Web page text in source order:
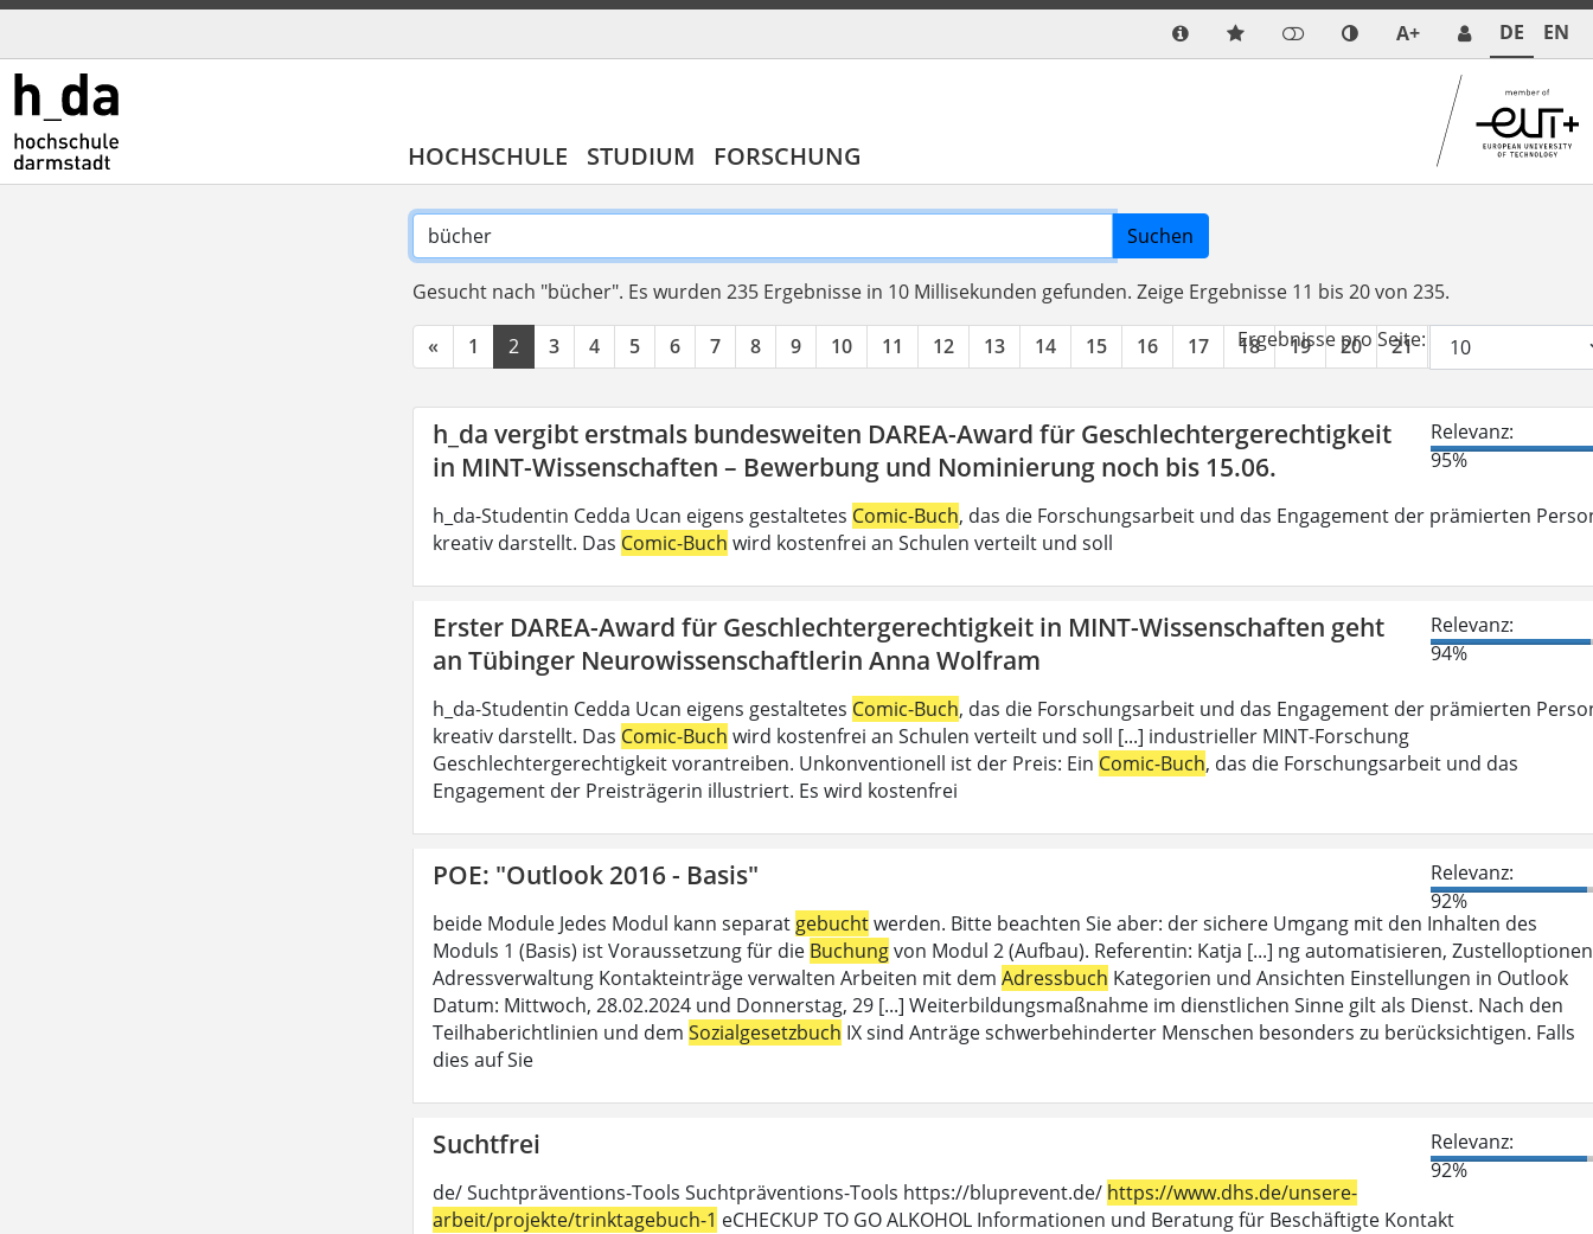
A+ DE EN
HOCHSCHULE STUDIUM FORSCHUNG
Suchen
Gesucht nach "bücher". Es wurden 235 Ergebnisse in 10 Millisekunden gefunden. Zeige Ergebnisse 11 bis 20 von 235.
« 1 2 3 4 5 6 7 8 9 10 11 12 13 14 15 16 17 18 19 20 21 22
Ergebnisse pro Seite:
h_da vergibt erstmals bundesweiten DAREA-Award für Geschlechtergerechtigkeit
in MINT-Wissenschaften – Bewerbung und Nominierung noch bis 15.06.
Relevanz:
95%
h_da-Studentin Cedda Ucan eigens gestaltetes Comic-Buch, das die Forschungsarbeit und das Engagement der prämierten
kreativ darstellt. Das Comic-Buch wird kostenfrei an Schulen verteilt und soll
Erster DAREA-Award für Geschlechtergerechtigkeit in MINT-Wissenschaften geht
an Tübinger Neurowissenschaftlerin Anna Wolfram
Relevanz:
94%
h_da-Studentin Cedda Ucan eigens gestaltetes Comic-Buch, das die Forschungsarbeit und das Engagement der prämierten
kreativ darstellt. Das Comic-Buch wird kostenfrei an Schulen verteilt und soll [...] industrieller MINT-Forschung
Geschlechtergerechtigkeit vorantreiben. Unkonventionell ist der Preis: Ein Comic-Buch, das die Forschungsarbeit und das
Engagement der Preisträgerin illustriert. Es wird kostenfrei
POE: "Outlook 2016 - Basis"
Relevanz:
92%
beide Module Jedes Modul kann separat gebuchtwerden. Bitte beachten Sie aber: der sichere Umgang mit den Inhalten des
Moduls 1 (Basis) ist Voraussetzung für die Buchungvon Modul 2 (Aufbau). Referentin: Katja [...] ng automatisieren, Zustelloptionen
Adressverwaltung Kontakteinträge verwalten Arbeiten mit dem Adressbuch Kategorien und Ansichten Einstellungen in Outlook
Datum: Mittwoch, 28.02.2024 und Donnerstag, 29 [...] Weiterbildungsmaßnahme im dienstlichen Sinne gilt als Dienst. Nach den
Teilhaberichtlinien und dem Sozialgesetzbuch IX sind Anträge schwerbehinderter Menschen besonders zu berücksichtigen. Falls
dies auf Sie
Suchtfrei
Relevanz:
92%
de/ Suchtpräventions-Tools Suchtpräventions-Tools https://bluprevent.de/ https://www.dhs.de/unsere-
arbeit/projekte/trinktagebuch-1 eCHECKUP TO GO ALKOHOL Informationen und Beratung für Beschäftigte Kontakt